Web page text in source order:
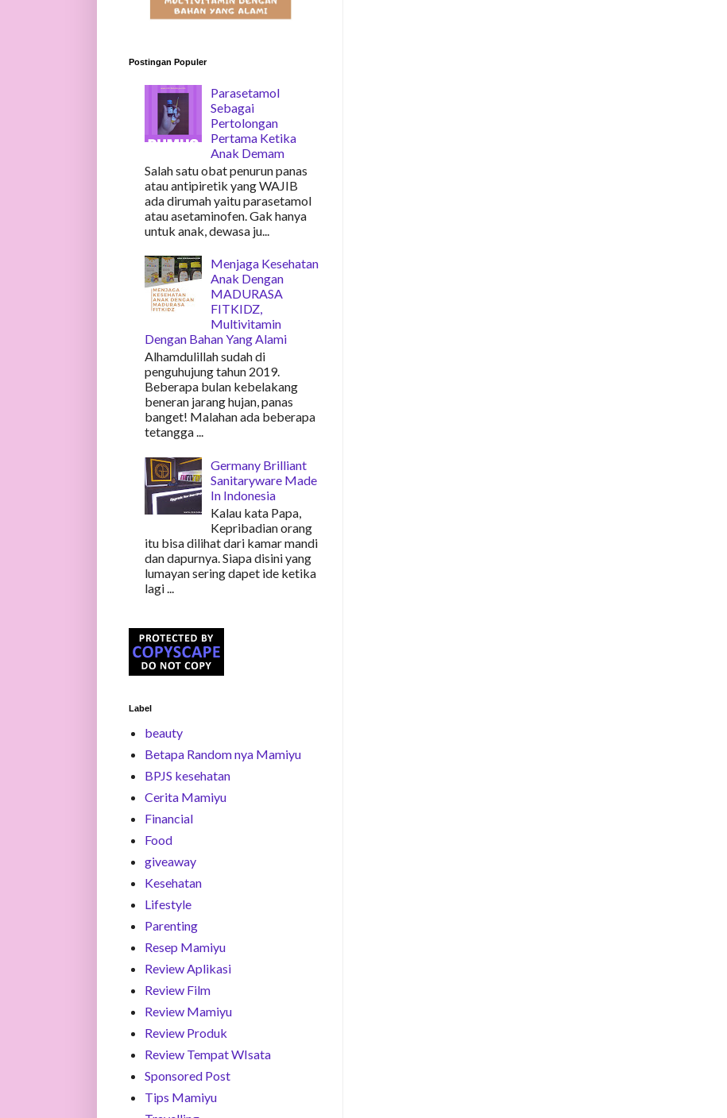
Postingan Populer
Parasetamol
Sebagai
Pertolongan
Pertama Ketika
Anak Demam
Salah satu obat penurun panas
atau antipiretik yang WAJIB
ada dirumah yaitu parasetamol
atau asetaminofen. Gak hanya
untuk anak, dewasa ju...
Menjaga Kesehatan
Anak Dengan
MADURASA
FITKIDZ,
Multivitamin
Dengan Bahan Yang Alami
Alhamdulillah sudah di
penguhujung tahun 2019.
Beberapa bulan kebelakang
beneran jarang hujan, panas
banget! Malahan ada beberapa
tetangga ...
Germany Brilliant
Sanitaryware Made
In Indonesia
Kalau kata Papa,
Kepribadian orang
itu bisa dilihat dari kamar mandi
dan dapurnya. Siapa disini yang
lumayan sering dapet ide ketika
lagi ...
Label
beauty
Betapa Random nya Mamiyu
BPJS kesehatan
Cerita Mamiyu
Financial
Food
giveaway
Kesehatan
Lifestyle
Parenting
Resep Mamiyu
Review Aplikasi
Review Film
Review Mamiyu
Review Produk
Review Tempat WIsata
Sponsored Post
Tips Mamiyu